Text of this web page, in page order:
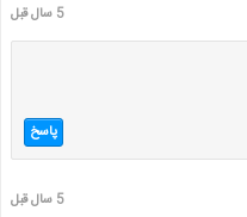
5 سال قبل
پاسخ
5 سال قبل